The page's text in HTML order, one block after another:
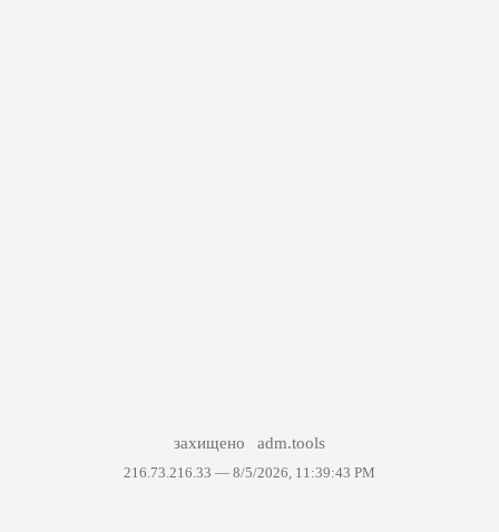
захищено adm.tools
216.73.216.33 — 8/5/2026, 11:39:43 PM